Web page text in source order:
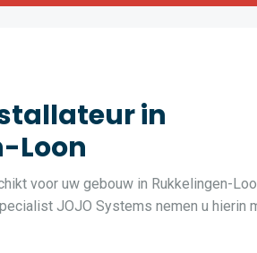
in
Loon
voor uw gebouw in Rukkelingen-
JOJO Systems nemen u hierin